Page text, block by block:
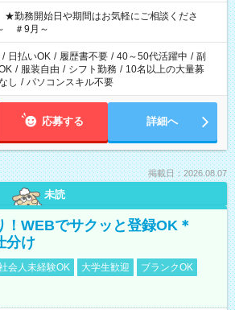
勤務開始日や期間はお気軽にご相談くださ
＃9月～
/ 日払いOK / 履歴書不要 / 40～50代活躍中 / 副
/ 服装自由 / シフト勤務 / 10名以上の大量募
し / パソコンスキル不要
応募する 詳細へ
掲載日：2026.08.07
未読
！WEBでサクッと登録OK＊
分け
会人未経験OK 大学生歓迎
ブランクOK